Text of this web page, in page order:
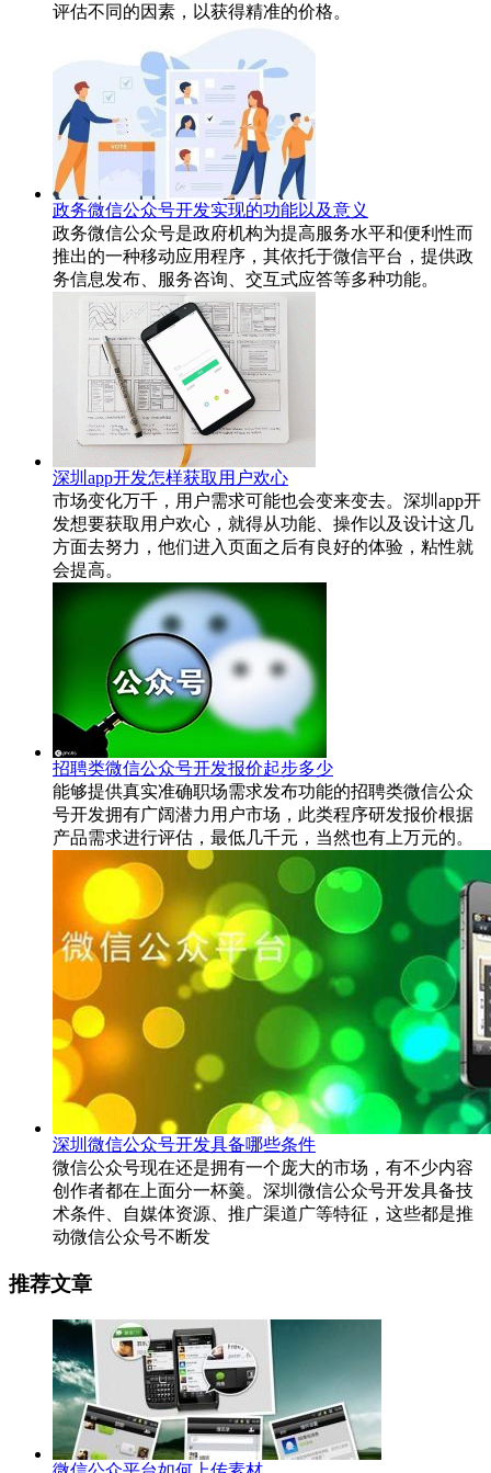
评估不同的因素，以获得精准的价格。
政务微信公众号开发实现的功能以及意义
政务微信公众号是政府机构为提高服务水平和便利性而
推出的一种移动应用程序，其依托于微信平台，提供政
务信息发布、服务咨询、交互式应答等多种功能。
深圳app开发怎样获取用户欢心
市场变化万千，用户需求可能也会变来变去。深圳app开
发想要获取用户欢心，就得从功能、操作以及设计这几
方面去努力，他们进入页面之后有良好的体验，粘性就
会提高。
招聘类微信公众号开发报价起步多少
能够提供真实准确职场需求发布功能的招聘类微信公众
号开发拥有广阔潜力用户市场，此类程序研发报价根据
产品需求进行评估，最低几千元，当然也有上万元的。
深圳微信公众号开发具备哪些条件
微信公众号现在还是拥有一个庞大的市场，有不少内容
创作者都在上面分一杯羹。深圳微信公众号开发具备技
术条件、自媒体资源、推广渠道广等特征，这些都是推
动微信公众号不断发
推荐文章